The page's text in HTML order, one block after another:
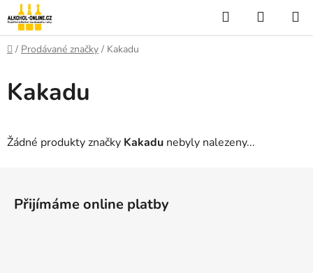
Přejít
na
obsah
Hledat
KOŠÍK
Domů
/ Prodávané značky / Kakadu
Kakadu
Žádné produkty značky Kakadu nebyly nalezeny...
Přijímáme online platby